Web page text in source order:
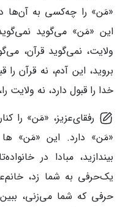
«مَن» را چه‌کسی به آن‌ها
این «مَن» می‌گوید
ولایت، نمی‌گوید قرآن،
بروید، این آدم، نه قرآن را
خدا را قبول دارد، نه ولایت
رفقای‌عزیز، «مَن» را
«مَن» دارد. این «مَن»
بیندازید، مبادا در
یک‌حرفی به شما زد،
حرفی که شما می‌زنی،